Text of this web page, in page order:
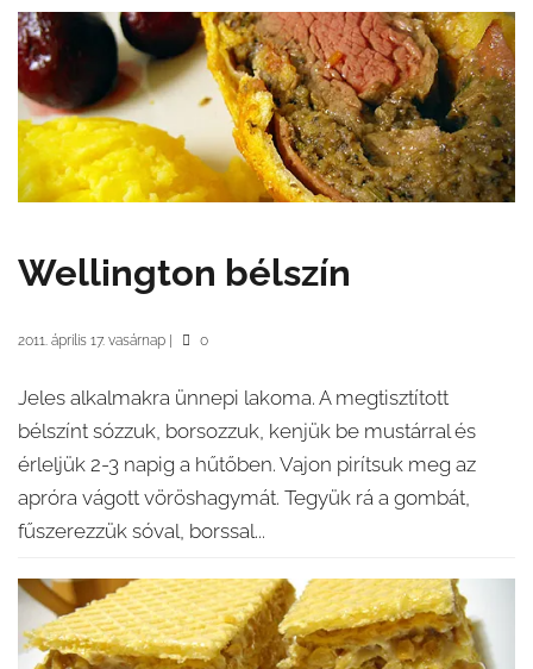
Wellington bélszín
2011. április 17. vasárnap 0
Jeles alkalmakra ünnepi lakoma. A megtisztított
bélszínt sózzuk, borsozzuk, kenjük be mustárral és
érleljük 2-3 napig a hűtőben. Vajon pirítsuk meg az
apróra vágott vöröshagymát. Tegyük rá a gombát,
fűszerezzük sóval, borssal...